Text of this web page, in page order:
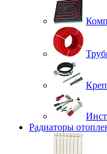
Радиаторы